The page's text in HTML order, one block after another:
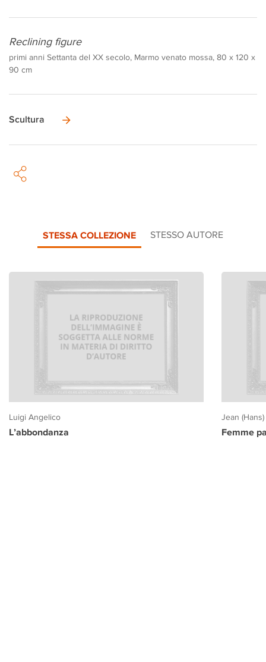
Reclining figure
primi anni Settanta del XX secolo, Marmo venato mossa, 80 x 120 x
90 cm
Scultura
STESSA COLLEZIONE STESSO AUTORE
Luigi Angelico
L’abbondanza
Jean
Femme